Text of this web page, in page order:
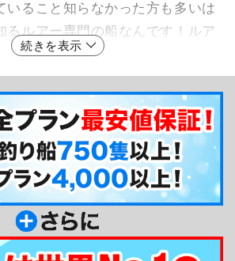
いること知らなかった方も多いは
るルアー専門の船なんです！ルア
ラマサ等とってもドキドキします
りが大好き、ずっと研究してき
ってしまったら、予約がふさが
ません！お早めのご予約をオスス
らのメッセージ
です、よろしくお願いしますm(_
乗ってみようかという方、思い
ましょう！すんごい、楽しいです
続きを表示